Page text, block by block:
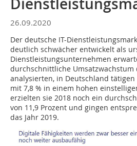
26.09.2020
Der deutsche IT-
deutlich schwächer entwickelt als
Dienstleistungsunternehmen
durchschnittliche Umsatzwachstum
analysierten, in Deutschland tätigen
mit 7,8 % in einem hohen
erzielten sie 2018 noch ein
von 11,9 Prozent und gingen
das Jahr 2019.